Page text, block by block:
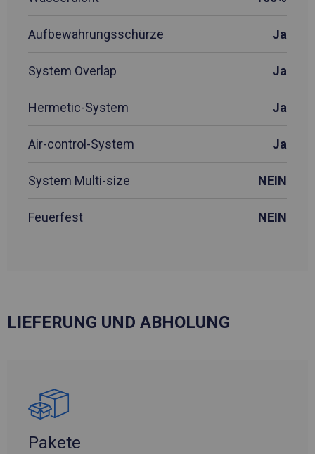
Aufbewahrungsschürze Ja
System Overlap Ja
Hermetic-System Ja
Air-control-System Ja
System Multi-size NEIN
Feuerfest NEIN
LIEFERUNG UND ABHOLUNG
Pakete